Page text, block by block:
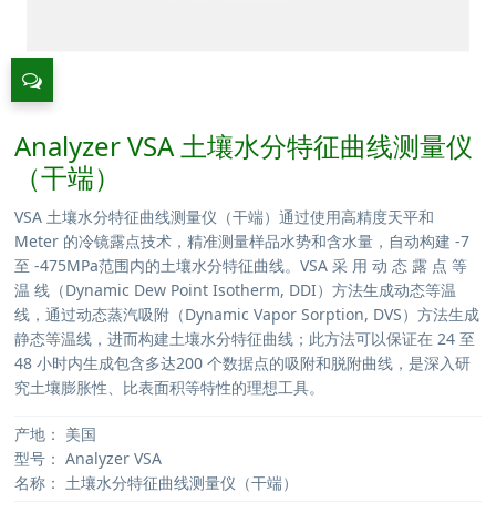
Analyzer VSA 土壤水分特征曲线测量仪
（干端）
VSA 土壤水分特征曲线测量仪（干端）通过使用高精度天平和
Meter 的冷镜露点技术，精准测量样品水势和含水量，自动构建 -7
至 -475MPa范围内的土壤水分特征曲线。VSA 采 用 动 态 露 点 等
温 线（Dynamic Dew Point Isotherm, DDI）方法生成动态等温
线，通过动态蒸汽吸附（Dynamic Vapor Sorption, DVS）方法生成
静态等温线，进而构建土壤水分特征曲线；此方法可以保证在 24 至
48 小时内生成包含多达200 个数据点的吸附和脱附曲线，是深入研
究土壤膨胀性、比表面积等特性的理想工具。
产地： 美国
型号： Analyzer VSA
名称： 土壤水分特征曲线测量仪（干端）